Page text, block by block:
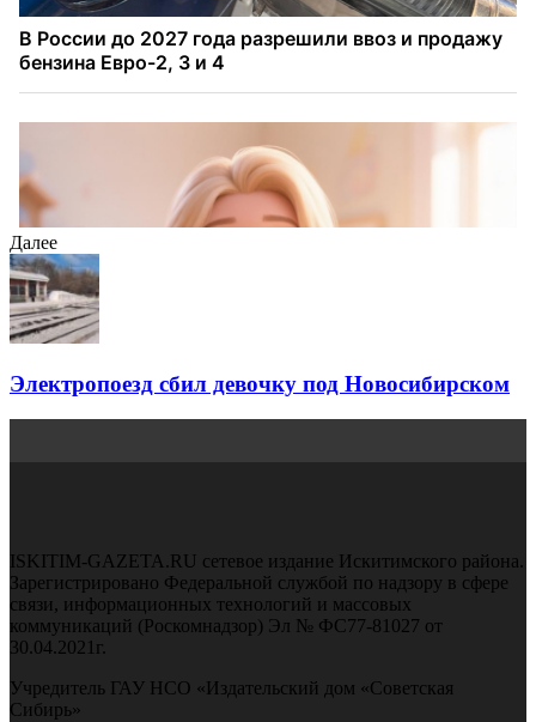
Далее
Электропоезд сбил девочку под Новосибирском
ISKITIM-GAZETA.RU сетевое издание Искитимского района.
Зарегистрировано Федеральной службой по надзору в сфере
связи, информационных технологий и массовых
коммуникаций (Роскомнадзор) Эл № ФС77-81027 от
30.04.2021г.
Учредитель ГАУ НСО «Издательский дом «Советская
Сибирь»